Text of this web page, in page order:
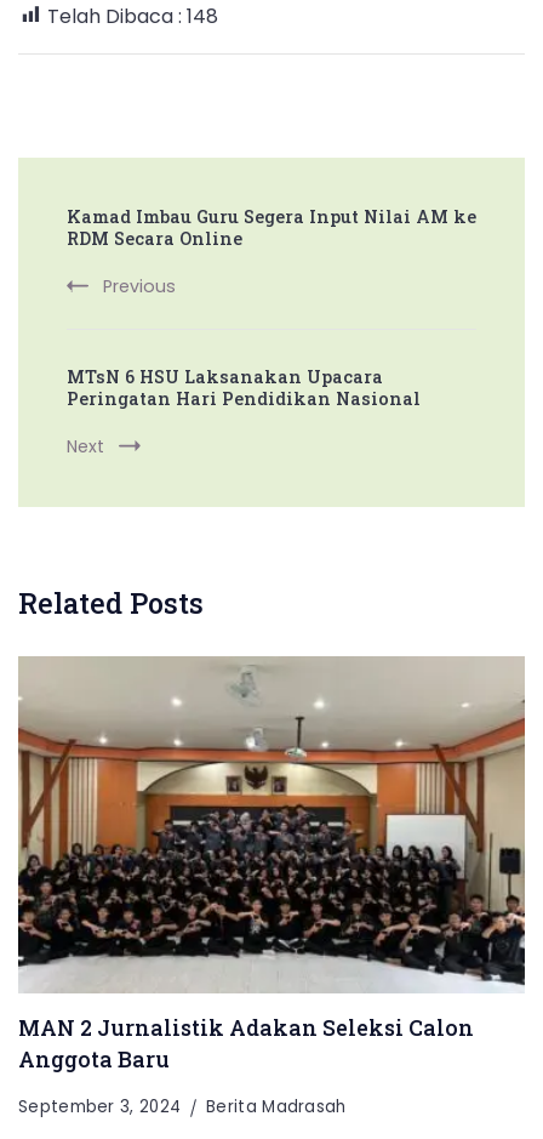
Telah Dibaca : 148
Navigation
Kamad Imbau Guru Segera Input Nilai AM ke
RDM Secara Online
Previous
MTsN 6 HSU Laksanakan Upacara
Peringatan Hari Pendidikan Nasional
Next
Related Posts
MAN 2 Jurnalistik Adakan Seleksi Calon
Anggota Baru
September 3, 2024 Berita Madrasah